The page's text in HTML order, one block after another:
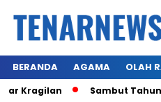
BERANDA AGAMA OLAH
Sambut Tahun